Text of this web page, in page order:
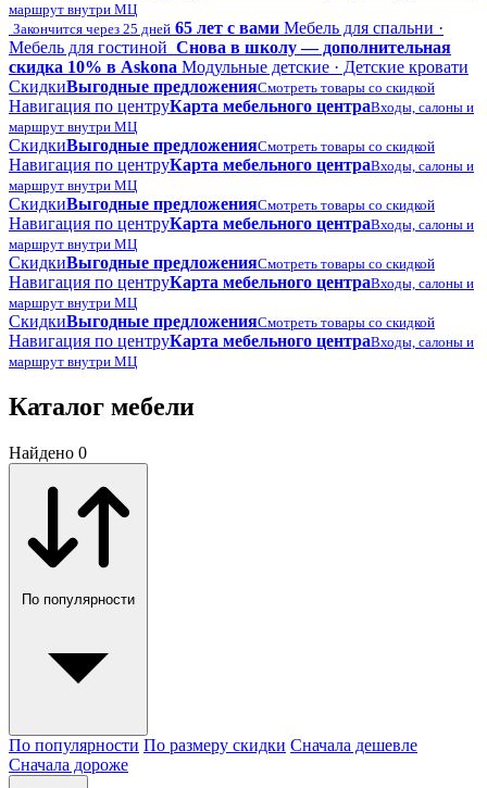
маршрут внутри МЦ
Закончится через 25 дней 65 лет с вами Мебель для спальни ·
Мебель для гостиной Снова в школу — дополнительная
скидка 10% в Askona Модульные детские · Детские кровати
СкидкиВыгодные предложенияСмотреть товары со скидкой
Навигация по центруКарта мебельного центраВходы, салоны и
маршрут внутри МЦ
СкидкиВыгодные предложенияСмотреть товары со скидкой
Навигация по центруКарта мебельного центраВходы, салоны и
маршрут внутри МЦ
СкидкиВыгодные предложенияСмотреть товары со скидкой
Навигация по центруКарта мебельного центраВходы, салоны и
маршрут внутри МЦ
СкидкиВыгодные предложенияСмотреть товары со скидкой
Навигация по центруКарта мебельного центраВходы, салоны и
маршрут внутри МЦ
СкидкиВыгодные предложенияСмотреть товары со скидкой
Навигация по центруКарта мебельного центраВходы, салоны и
маршрут внутри МЦ
Каталог мебели
Найдено 0
По популярности
По популярности По размеру скидки Сначала дешевле
Сначала дороже